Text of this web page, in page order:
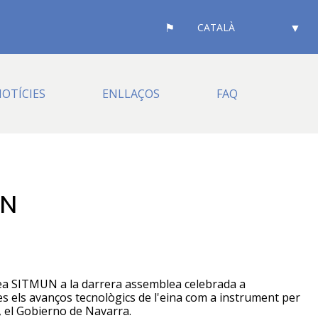
YOUR
ENLLAÇOS FAQ
SITMUN a la darrera assemblea celebrada a
els avanços tecnològics de l'eina com a instrument per
Gobierno de Navarra.